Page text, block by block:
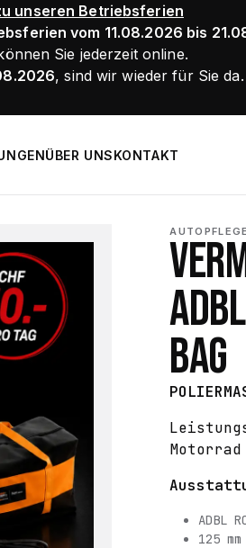
unseren Betriebsferien
vom 11.08.2026 bis
Sie jederzeit online.
, sind wir wieder für Sie da.
ÜBER UNSKONTAKT
AUTOPFLEGE
BAG
ADBL
125